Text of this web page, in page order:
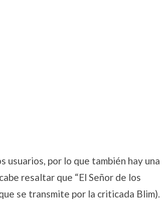
usuarios, por lo que también hay una
resaltar que “El Señor de los
se transmite por la criticada Blim).